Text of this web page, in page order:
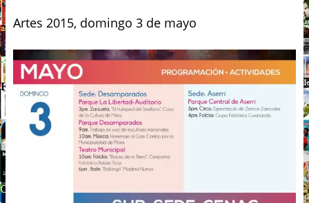
Artes 2015, domingo 3 de mayo